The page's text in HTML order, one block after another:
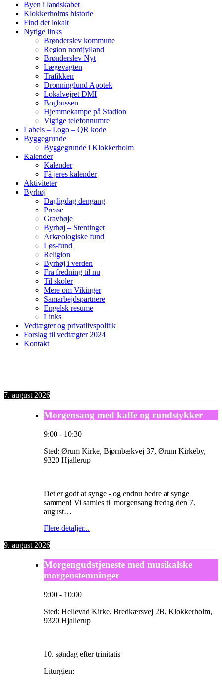
Byen i landskabet
Klokkerholms historie
Find det lokalt
Nytige links
Brønderslev kommune
Region nordjylland
Brønderslev Nyt
Lægevagten
Trafikken
Dronninglund Apotek
Lokalvejret DMI
Bogbussen
Hjemmekampe på Stadion
Vigtige telefonnumre
Labels – Logo – QR kode
Byggegrunde
Byggegrunde i Klokkerholm
Kalender
Kalender
Få jeres kalender
Aktiviteter
Byrhøj
Dagligdag dengang
Presse
Gravhøje
Byrhøj – Stentinget
Arkæologiske fund
Løs-fund
Religion
Byrhøj i verden
Fra fredning til nu
Til skoler
Mere om Vikinger
Samarbejdspartnere
Engelsk resume
Links
Vedtægter og privatlivspolitik
Forslag til vedtægter 2024
Kontakt
7. august 2026
Morgensang med kaffe og rundstykker
9:00 - 10:30
Sted: Ørum Kirke, Bjørnbækvej 37, Ørum Kirkeby,
9320 Hjallerup
Det er godt at synge - og endnu bedre at synge
sammen! Vi samles til morgensang fredag den 7.
august…
Flere detaljer...
9. august 2026
Morgengudstjeneste med musikalske
morgenstemninger
9:00 - 10:00
Sted: Hellevad Kirke, Bredkærsvej 2B, Klokkerholm,
9320 Hjallerup
10. søndag efter trinitatis
Liturgien: